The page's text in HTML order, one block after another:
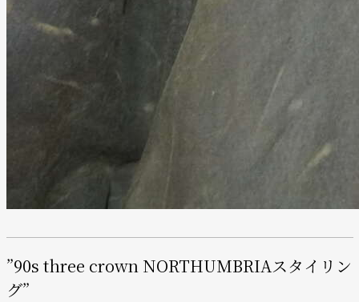
”90s three crown NORTHUMBRIAスタイリン
グ”